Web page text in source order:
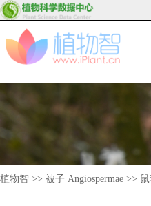
植物智 >> 被子 Angiospermae >> 鼠